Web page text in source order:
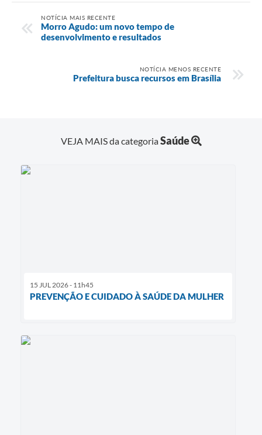
NOTÍCIA MAIS RECENTE
Morro Agudo: um novo tempo de
desenvolvimento e resultados
NOTÍCIA MENOS RECENTE
Prefeitura busca recursos em Brasília
VEJA MAIS da categoriaSaúde
15 JUL 2026 - 11h45
PREVENÇÃO E CUIDADO À SAÚDE DA MULHER